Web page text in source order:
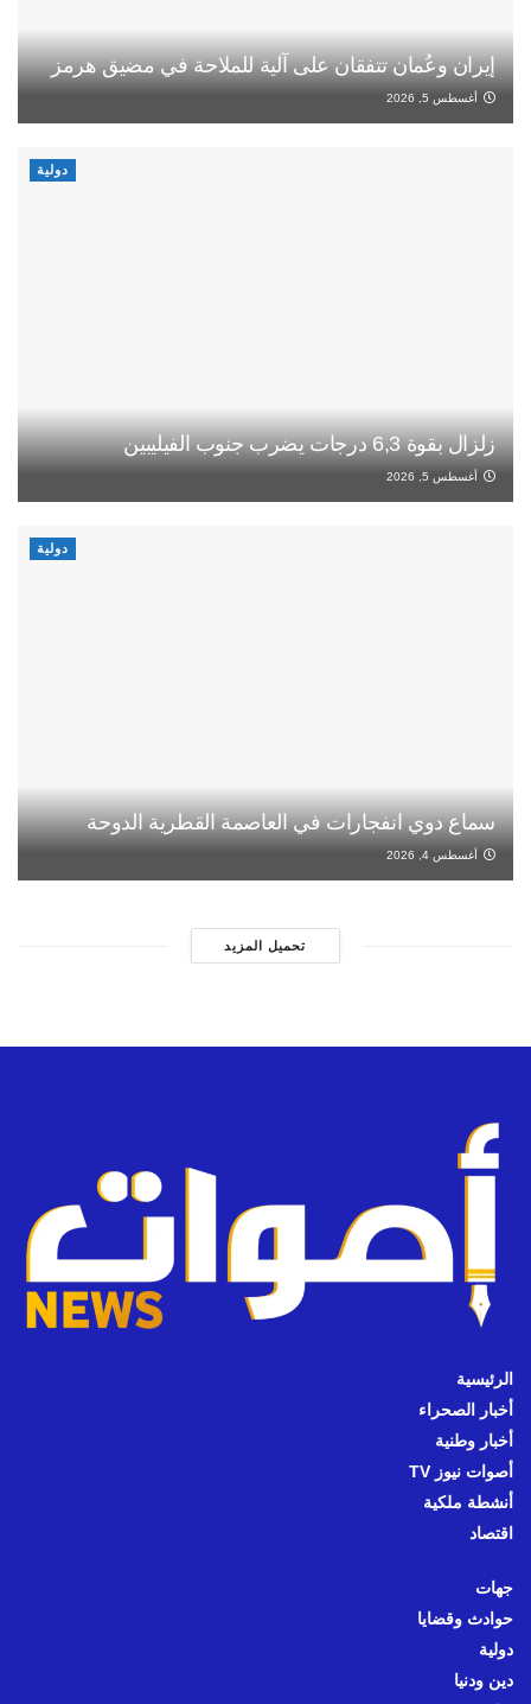
إيران وعُمان تتفقان على آلية للملاحة في مضيق هرمز
أغسطس 5, 2026
دولية
زلزال بقوة 6,3 درجات يضرب جنوب الفيليبين
أغسطس 5, 2026
دولية
سماع دوي انفجارات في العاصمة القطرية الدوحة
أغسطس 4, 2026
تحميل المزيد
الرئيسية
أخبار الصحراء
أخبار وطنية
أصوات نيوز TV
أنشطة ملكية
اقتصاد
جهات
حوادث وقضايا
دولية
دين ودنيا